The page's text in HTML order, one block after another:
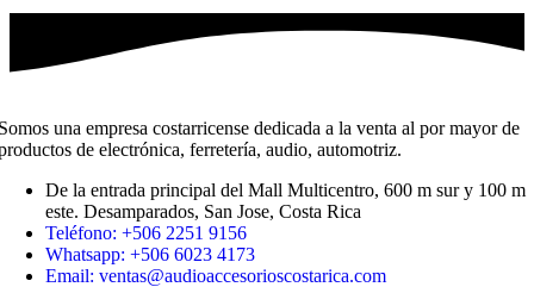
una empresa costarricense dedicada a la venta al por mayor de
de electrónica, ferretería, audio, automotriz.
De la entrada principal del Mall Multicentro, 600 m sur y 100 m
este. Desamparados, San Jose, Costa Rica
Teléfono: +506 2251 9156
Whatsapp: +506 6023 4173
Email: ventas@audioaccesorioscostarica.com